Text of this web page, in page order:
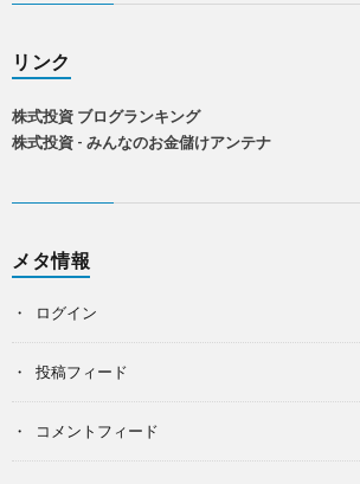
リンク
株式投資 ブログランキング
株式投資 - みんなのお金儲けアンテナ
メタ情報
ログイン
投稿フィード
コメントフィード